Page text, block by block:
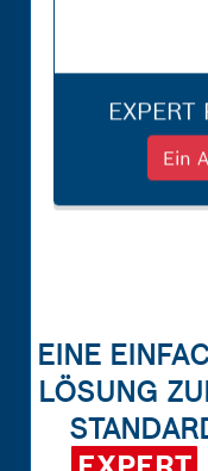
Ein
EINE
LÖSUNG